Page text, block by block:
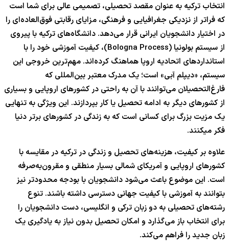
انتخاب ترکیه به عنوان مقصد تحصیلی، تصمیمی عالی برای شما است
که فراتر از نزدیکی جغرافیایی و فرهنگی، مزایای رقابتی فوق‌العاده‌ای را
در اختیار دانشجویان ایرانی قرار می‌دهد. دانشگاه‌های ترکیه با پیروی
از سیستم بولونیا (Bologna Process)، کیفیت آموزشی خود را با
استانداردهای اتحادیه اروپا هماهنگ کرده‌اند. مهم‌ترین خروجی این
سیستم، «دیپلم آبی» است؛ یک مدرک معتبر بین‌المللی که
فارغ‌التحصیلان می‌توانند با آن به راحتی در کشورهای اروپایی و بسیاری
از کشورهای دیگر به ادامه تحصیل یا کار بپردازند. این ویژگی به تنهایی
یک مزیت بزرگ برای کسانی است که به زندگی در کشورهای برتر دنیا
فکر میکنند.
علاوه بر کیفیت، هزینه‌های تحصیل و زندگی در ترکیه در مقایسه با
کشورهای اروپایی و آمریکای شمالی بسیار منطقی و مقرون‌به‌صرفه
است. این موضوع باعث می‌شود دانشجویان با بودجه محدودتر نیز
بتوانند به آموزشی با کیفیت جهانی دسترسی داشته باشند. تنوع
رشته‌های تحصیلی به دو زبان ترکی و انگلیسی، دست دانشجویان را
برای انتخاب باز می‌گذارد و امکان تحصیل بدون نیاز به یادگیری یک
زبان جدید را فراهم می‌کند.